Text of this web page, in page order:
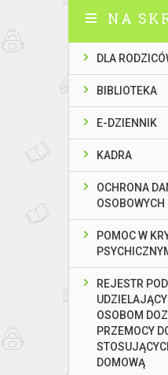
NA
DLA
BIBLIOTEKA
E-DZIENNIK
KADRA
OCHRONA
OSOBOWYCH
POMOC W
REJESTR
OSOBOM
PRZEMOCY
DOMOWĄ